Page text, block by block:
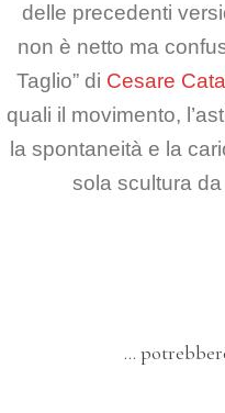
delle precedenti
non è netto ma
Taglio” di Cesare
quali il movimento,
la spontaneità e la
sola scultura
…